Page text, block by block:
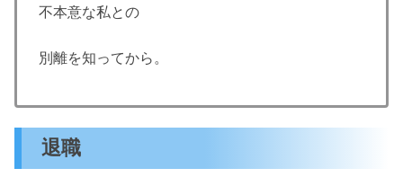
不本意な私との
別離を知ってから。
退職